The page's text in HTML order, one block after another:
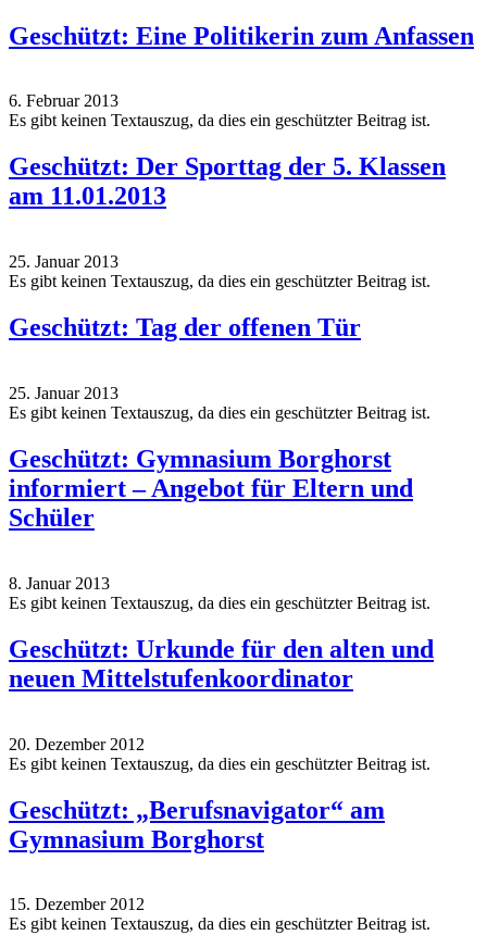
Geschützt: Eine Politikerin zum Anfassen
6. Februar 2013
Es gibt keinen Textauszug, da dies ein geschützter Beitrag ist.
Geschützt: Der Sporttag der 5. Klassen
am 11.01.2013
25. Januar 2013
Es gibt keinen Textauszug, da dies ein geschützter Beitrag ist.
Geschützt: Tag der offenen Tür
25. Januar 2013
Es gibt keinen Textauszug, da dies ein geschützter Beitrag ist.
Geschützt: Gymnasium Borghorst
informiert – Angebot für Eltern und
Schüler
8. Januar 2013
Es gibt keinen Textauszug, da dies ein geschützter Beitrag ist.
Geschützt: Urkunde für den alten und
neuen Mittelstufenkoordinator
20. Dezember 2012
Es gibt keinen Textauszug, da dies ein geschützter Beitrag ist.
Geschützt: „Berufsnavigator“ am
Gymnasium Borghorst
15. Dezember 2012
Es gibt keinen Textauszug, da dies ein geschützter Beitrag ist.